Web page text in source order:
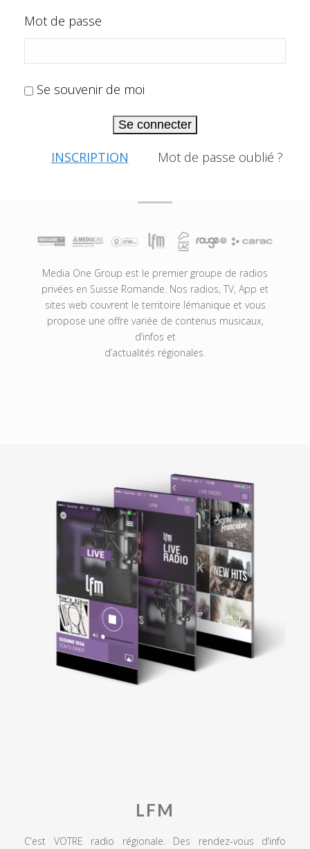
Mot de passe
Se souvenir de moi
Se connecter
INSCRIPTION Mot de passe oublié ?
Media One Group est le premier groupe de radios
privées en Suisse Romande. Nos radios, TV, App et
sites web couvrent le territoire lémanique et vous
propose une offre variée de contenus musicaux,
d’infos et
d’actualités régionales.
LFM
C’est VOTRE radio régionale. Des rendez-vous d’info